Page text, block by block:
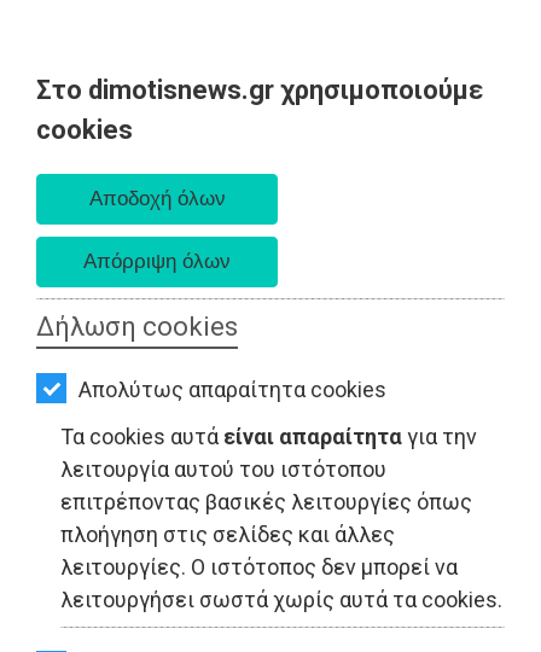
Στο dimotisnews.gr χρησιμοποιούμε
cookies
Δήλωση cookies
Απολύτως απαραίτητα cookies
Τα cookies αυτά είναι απαραίτηταγια την
λειτουργία αυτού του ιστότοπου
επιτρέποντας βασικές λειτουργίες όπως
πλοήγηση στις σελίδες και άλλες
λειτουργίες. Ο ιστότοπος δεν μπορεί να
λειτουργήσει σωστά χωρίς αυτά τα cookies.
AΡΧΙΚΗ
ΕΙΔΗΣΕΙΣ
ΠΟΛΙΤΙΚΗ
ΤΟΠΙΚΗ
ΑΥΤΟΔΙΟΙΚΗΣΗ
ΟΙΚΟΝΟΜΙΑ
ΑΘΛΗΤΙΣΜΟΣ
ΠΟΛΙΤΙΣΜΟΣ
ΣΠΙΤΙ-
ΚΗΠΟΣ
ΥΓΕΙΑ
ΤΟΠΙΚΗ ΑΥΤΟΔΙΟΙΚΗΣΗ - Παιανία